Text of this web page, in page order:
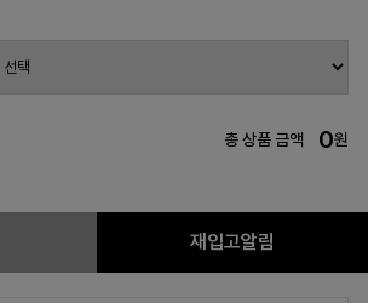
총 상품 금액 0원
재입고알림